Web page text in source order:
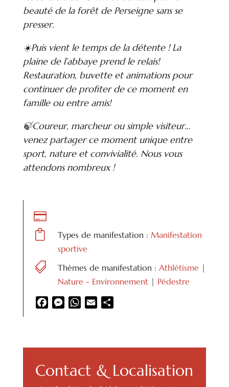
beauté de la forêt de Perseigne sans se
presser.
☀️Puis vient le temps de la détente ! La
plaine de l’abbaye prend le relais!
Restauration, buvette et animations pour
continuer de profiter de ce moment en
famille ou entre amis!
🍃Coureur, marcheur ou simple visiteur…
venez partager ce moment unique entre
sport, nature et convivialité. Nous vous
attendons nombreux !


Types de manifestation : Manifestation
sportive
 Thèmes de manifestation : Athlétisme|
Nature - Environnement| Pédestre
FacebookMessenger
WhatsApp
Email
Contact & Localisation